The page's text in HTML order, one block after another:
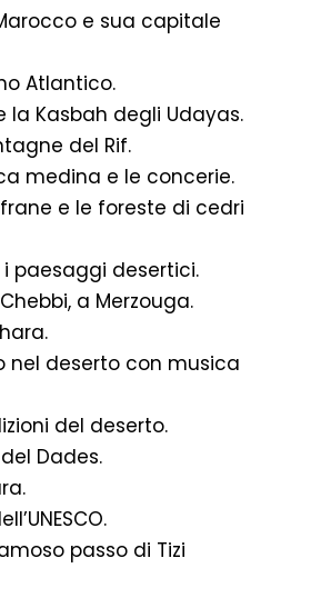
e sua capitale
Atlantico.
la Kasbah degli Udayas.
del Rif.
medina e le concerie.
e le foreste di cedri
paesaggi desertici.
a Merzouga.
deserto con musica
del deserto.
Dades.
passo di Tizi